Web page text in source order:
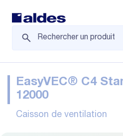
EasyVEC® C4
12000
Caisson de ventilation